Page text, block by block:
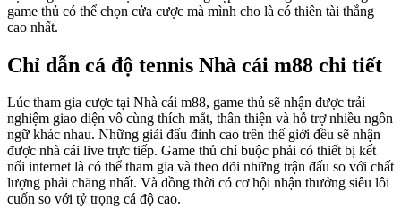
game thủ có thể chọn cửa cược mà mình cho là có thiên tài thắng
cao nhất.
Chỉ dẫn cá độ tennis Nhà cái m88 chi tiết
Lúc tham gia cược tại Nhà cái m88, game thủ sẽ nhận được trải
nghiệm giao diện vô cùng thích mắt, thân thiện và hỗ trợ nhiều ngôn
ngữ khác nhau. Những giải đấu đỉnh cao trên thế giới đều sẽ nhận
được nhà cái live trực tiếp. Game thủ chỉ buộc phải có thiết bị kết
nối internet là có thể tham gia và theo dõi những trận đấu so với chất
lượng phải chăng nhất. Và đồng thời có cơ hội nhận thưởng siêu lôi
cuốn so với tỷ trọng cá độ cao.